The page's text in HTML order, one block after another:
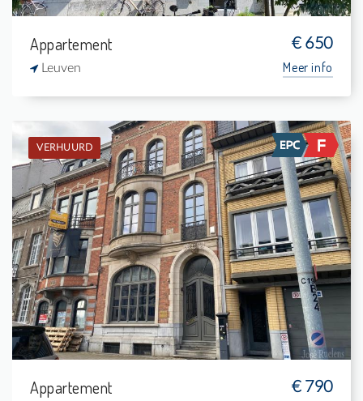
Appartement € 650
Leuven Meer info
VERHUURD
Verhuurd: Studio
-
-
1
32 m²
Appartement € 790